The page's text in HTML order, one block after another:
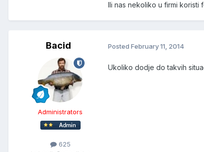
Ili nas nekoliko u firmi koristi
Bacid
Administrators
625
Posted February 11, 2014
Ukoliko dodje do takvih